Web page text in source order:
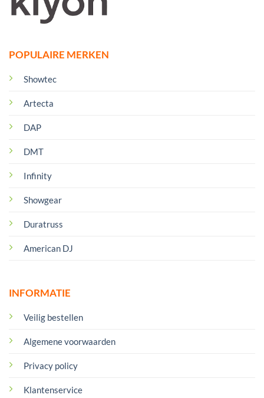
POPULAIRE MERKEN
Showtec
Artecta
DAP
DMT
Infinity
Showgear
Duratruss
American DJ
INFORMATIE
Veilig bestellen
Algemene voorwaarden
Privacy policy
Klantenservice